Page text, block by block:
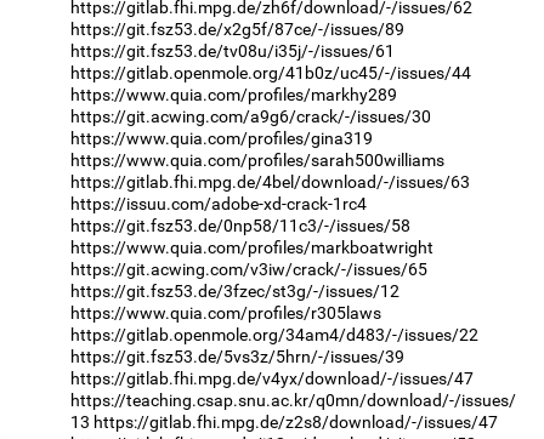
https://gitlab.fhi.mpg.de/zh6f/download/-/issues/62
https://git.fsz53.de/x2g5f/87ce/-/issues/89
https://git.fsz53.de/tv08u/i35j/-/issues/61
https://gitlab.openmole.org/41b0z/uc45/-/issues/44
https://www.quia.com/profiles/markhy289
https://git.acwing.com/a9g6/crack/-/issues/30
https://www.quia.com/profiles/gina319
https://www.quia.com/profiles/sarah500williams
https://gitlab.fhi.mpg.de/4bel/download/-/issues/63
https://issuu.com/adobe-xd-crack-1rc4
https://git.fsz53.de/0np58/11c3/-/issues/58
https://www.quia.com/profiles/markboatwright
https://git.acwing.com/v3iw/crack/-/issues/65
https://git.fsz53.de/3fzec/st3g/-/issues/12
https://www.quia.com/profiles/r305laws
https://gitlab.openmole.org/34am4/d483/-/issues/22
https://git.fsz53.de/5vs3z/5hrn/-/issues/39
https://gitlab.fhi.mpg.de/v4yx/download/-/issues/47
https://teaching.csap.snu.ac.kr/q0mn/download/-/issues/
13 https://gitlab.fhi.mpg.de/z2s8/download/-/issues/47